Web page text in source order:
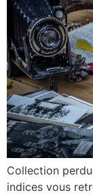
Collection
indices vous